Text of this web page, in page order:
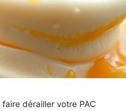
dérailler votre PAC